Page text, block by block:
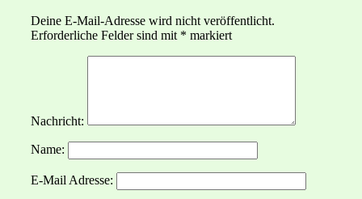
Deine E-Mail-Adresse wird nicht veröffentlicht.
Erforderliche Felder sind mit * markiert
Nachricht:
Name:
E-Mail Adresse: